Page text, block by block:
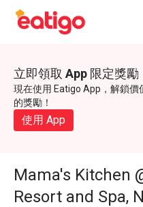
立即領取 App 限定獎勵
現在使用 Eatigo App，解鎖價
的獎勵！
使用 App
Mama's Kitchen
Resort and Spa,